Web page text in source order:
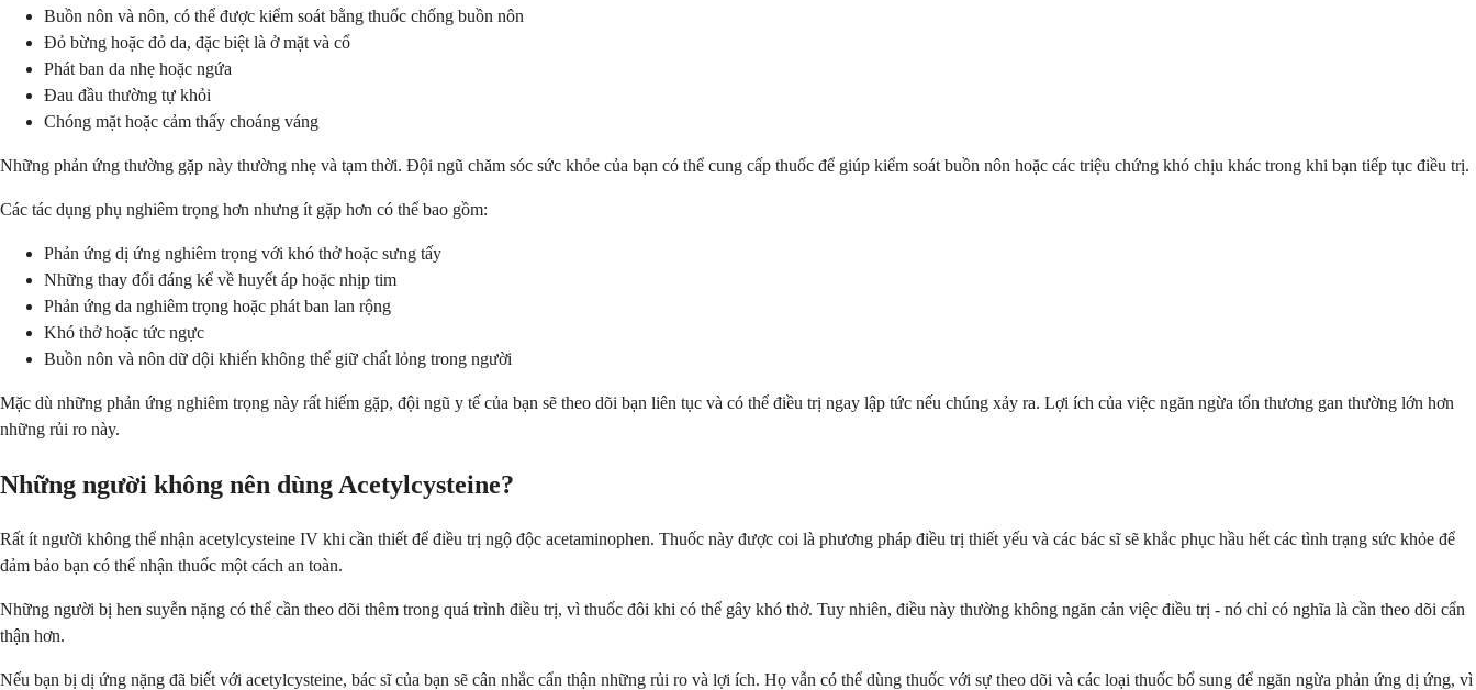
Buồn nôn và nôn, có thể được kiểm soát bằng thuốc chống buồn nôn
Đỏ bừng hoặc đỏ da, đặc biệt là ở mặt và cổ
Phát ban da nhẹ hoặc ngứa
Đau đầu thường tự khỏi
Chóng mặt hoặc cảm thấy choáng váng
Những phản ứng thường gặp này thường nhẹ và tạm thời. Đội ngũ chăm sóc sức khỏe của bạn có thể cung cấp thuốc để giúp kiểm soát buồn nôn hoặc các triệu chứng khó chịu khác trong khi bạn tiếp tục điều trị.
Các tác dụng phụ nghiêm trọng hơn nhưng ít gặp hơn có thể bao gồm:
Phản ứng dị ứng nghiêm trọng với khó thở hoặc sưng tấy
Những thay đổi đáng kể về huyết áp hoặc nhịp tim
Phản ứng da nghiêm trọng hoặc phát ban lan rộng
Khó thở hoặc tức ngực
Buồn nôn và nôn dữ dội khiến không thể giữ chất lỏng trong người
Mặc dù những phản ứng nghiêm trọng này rất hiếm gặp, đội ngũ y tế của bạn sẽ theo dõi bạn liên tục và có thể điều trị ngay lập tức nếu chúng xảy ra. Lợi ích của việc ngăn ngừa tổn thương gan thường lớn hơn
những rủi ro này.
Những người không nên dùng Acetylcysteine?
Rất ít người không thể nhận acetylcysteine IV khi cần thiết để điều trị ngộ độc acetaminophen. Thuốc này được coi là phương pháp điều trị thiết yếu và các bác sĩ sẽ khắc phục hầu hết các tình trạng sức khỏe để
đảm bảo bạn có thể nhận thuốc một cách an toàn.
Những người bị hen suyễn nặng có thể cần theo dõi thêm trong quá trình điều trị, vì thuốc đôi khi có thể gây khó thở. Tuy nhiên, điều này thường không ngăn cản việc điều trị - nó chỉ có nghĩa là cần theo dõi cẩn
thận hơn.
Nếu bạn bị dị ứng nặng đã biết với acetylcysteine, bác sĩ của bạn sẽ cân nhắc cẩn thận những rủi ro và lợi ích. Họ vẫn có thể dùng thuốc với sự theo dõi và các loại thuốc bổ sung để ngăn ngừa phản ứng dị ứng, vì